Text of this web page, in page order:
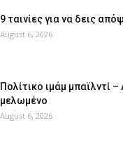
9 ταινίες για να δεις
August 6, 2026
Πολίτικο ιμάμ μπαϊλντί
μελωμένο
August 6, 2026